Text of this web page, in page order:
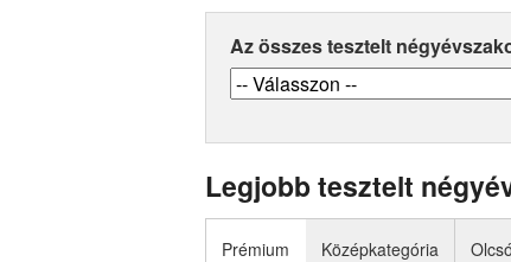
Az összes tesztelt
Legjobb tesztelt
Prémium Középkategória Olcsó